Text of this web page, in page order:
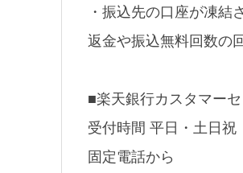
・振込先の口座が凍
返金や振込無料回数の
■楽天銀行カスタマー
受付時間 平日・土日
固定電話から